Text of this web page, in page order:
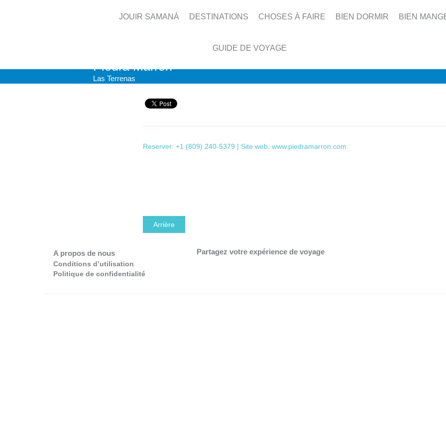
JOUIR SAMANÁ DESTINATIONS CHOSES À FAIRE BIEN DORMIR BIEN
GUIDE DE VOYAGE
Piedra Marrón
Las Terrenas
Reserver: +1 (809) 240-5379 | Site web: www.piedramarron.com
Arrière
A propos de nous
Conditions d’utilisation
Politique de confidentialité
Partagez votre expérience de voyage